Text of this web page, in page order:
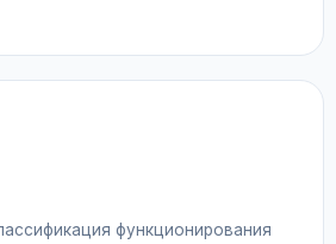
функционирования